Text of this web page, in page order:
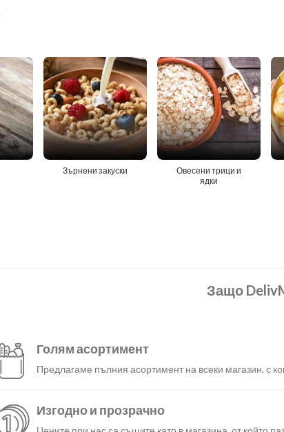
Зърнени закуски
Овесени трици и
ядки
Защо
Голям асортимент
Предлагаме пълния асортимент на всеки магазин, с
Изгодно и прозрачно